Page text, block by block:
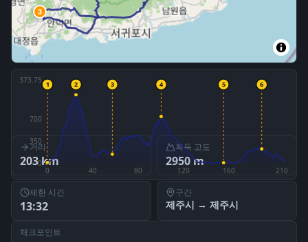
3
0 40 80 120 160 210
0
350
700
1373.75 1 2 3 4 5 6
거리
203km
획득 고도
2950m
제한 시간
13:32
구간
제주시 → 제주시
체크포인트